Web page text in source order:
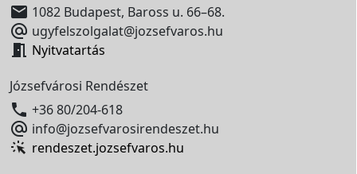
 1082 Budapest, Baross u. 66–68.
 ugyfelszolgalat@jozsefvaros.hu
 Nyitvatartás
Józsefvárosi Rendészet
 +36 80/204-618
 info@jozsefvarosirendeszet.hu
rendeszet.jozsefvaros.hu